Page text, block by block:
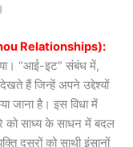
Relationships):
“आई-इट” संबंध में,
हैं जिन्हें अपने उद्देश्यों
जाना है। इस विधा में
को साध्य के साधन में बदल
दूसरों को साथी इंसानों